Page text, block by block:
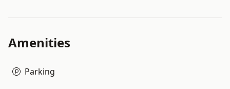
Amenities
Parking